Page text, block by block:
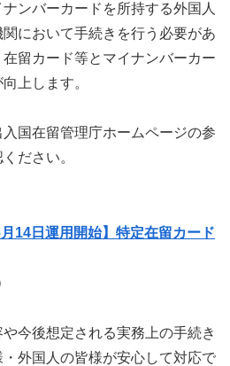
ンバーカードを所持する外国人
において手続きを行う必要があ
留カード等とマイナンバーカー
上します。
国在留管理庁ホームページの参
ださい。
14日運用開始】特定在留カード
今後想定される実務上の手続き
外国人の皆様が安心して対応で